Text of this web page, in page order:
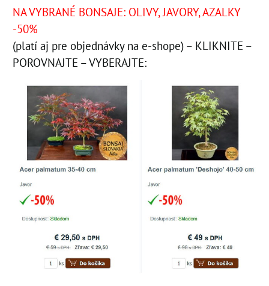
NA VYBRANÉ BONSAJE: OLIVY, JAVORY, AZALKY
-50%
(platí aj pre objednávky na e-shope) – KLIKNITE –
POROVNAJTE – VYBERAJTE: